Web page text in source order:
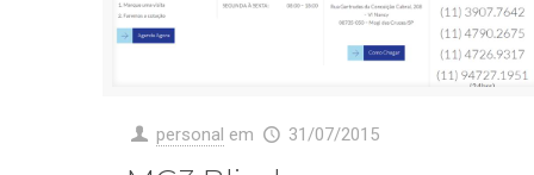
personal em 31/07/2015